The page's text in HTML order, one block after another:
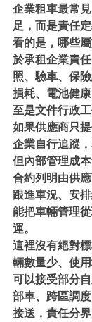
企業租車最常
足，而是責任
看的是，哪些
於承租企業責
照、驗車、保
損耗、電池健
至是文件行政工
如果供應商只
企業自行追蹤
但內部管理成
合約列明由供
跟進車況、安
能把車輛管理
運。
這裡沒有絕對
輛數量少、使
可以接受部分
部車、跨區調
接送，責任分